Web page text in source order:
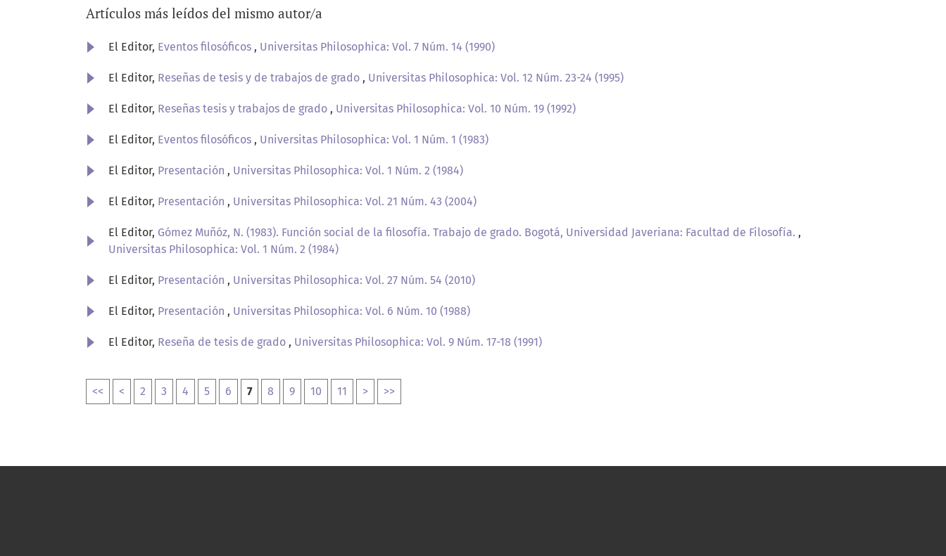
Artículos más leídos del mismo autor/a
El Editor, Eventos filosóficos , Universitas Philosophica: Vol. 7 Núm. 14 (1990)
El Editor, Reseñas de tesis y de trabajos de grado , Universitas Philosophica: Vol. 12 Núm. 23-24 (1995)
El Editor, Reseñas tesis y trabajos de grado , Universitas Philosophica: Vol. 10 Núm. 19 (1992)
El Editor, Eventos filosóficos , Universitas Philosophica: Vol. 1 Núm. 1 (1983)
El Editor, Presentación , Universitas Philosophica: Vol. 1 Núm. 2 (1984)
El Editor, Presentación , Universitas Philosophica: Vol. 21 Núm. 43 (2004)
El Editor, Gómez Muñóz, N. (1983). Función social de la filosofía. Trabajo de grado. Bogotá, Universidad Javeriana: Facultad de Filosofía. ,
Universitas Philosophica: Vol. 1 Núm. 2 (1984)
El Editor, Presentación , Universitas Philosophica: Vol. 27 Núm. 54 (2010)
El Editor, Presentación , Universitas Philosophica: Vol. 6 Núm. 10 (1988)
El Editor, Reseña de tesis de grado , Universitas Philosophica: Vol. 9 Núm. 17-18 (1991)
<< < 2 3 4 5 6 7 8 9 10 11 > >>